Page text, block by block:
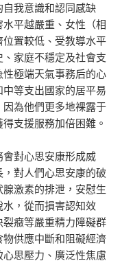
我意識和認同感缺
平越嚴重、女性（相
置較低、受教導水平
家庭不穩定及社會支
極端天氣事務后的心
等支出國家的居平易
為他們更多地裸露于
支援服務加倍困難。
對心思安康形成威
對人們心思安康的破
激素的排泄，安慰生
，從而損害認知效
癥等嚴重精力障礙群
供應中斷和阻礙經濟
思壓力、廣泛性焦慮